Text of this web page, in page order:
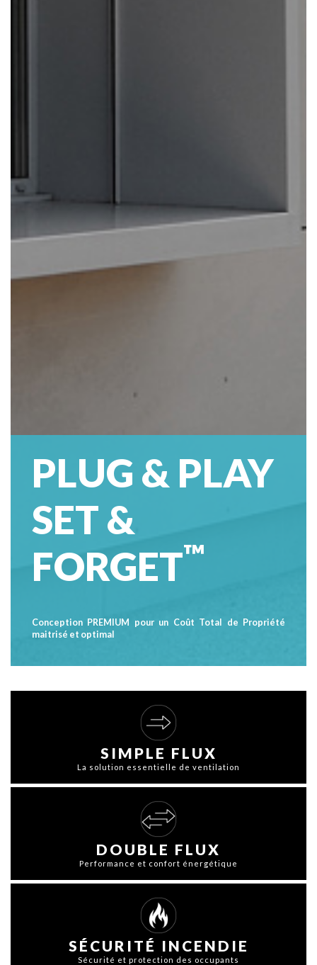
PLUG & PLAY
SET &
FORGET™
Conception PREMIUM pour un Coût Total de Propriété
maitrisé et optimal
SIMPLE FLUX
La solution essentielle de ventilation
DOUBLE FLUX
Performance et confort énergétique
SÉCURITÉ INCENDIE
Sécurité et protection des occupants